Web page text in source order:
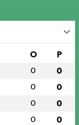
O P
0 0
0 0
0 0
0 0